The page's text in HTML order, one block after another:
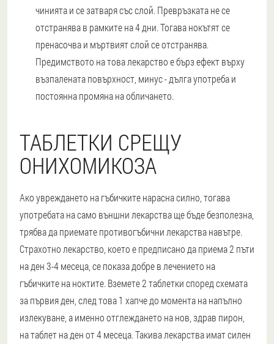
чинията и се затваря със слой. Превръзката не се
отстранява в рамките на 4 дни. Тогава нокътят се
пренасочва и мъртвият слой се отстранява.
Предимството на това лекарство е бърз ефект върху
възпалената повърхност, минус - дълга употреба и
постоянна промяна на обличането.
ТАБЛЕТКИ СРЕЩУ
ОНИХОМИКОЗА
Ако увреждането на гъбичките нарасна силно, тогава
употребата на само външни лекарства ще бъде безполезна,
трябва да приемате противогъбични лекарства навътре.
Страхотно лекарство, което е предписано да приема 2 пъти
на ден 3-4 месеца, се показа добре в лечението на
гъбичките на ноктите. Вземете 2 таблетки според схемата
за първия ден, след това 1 хапче до момента на напълно
излекуване, а именно отглеждането на нов, здрав пирон,
на таблет на ден от 4 месеца. Такива лекарства имат силен